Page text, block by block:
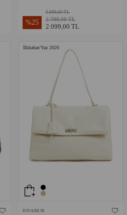
%25
6.999,00 TL
2.799,00 TL
2.099,00 TL
İlkbahar/Yaz 2026
DIVARESE